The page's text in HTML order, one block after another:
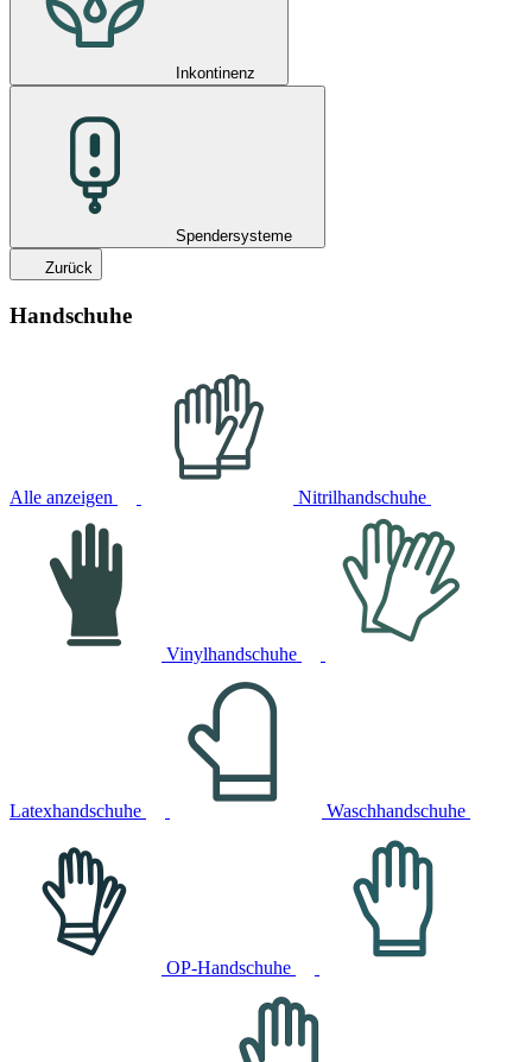
Inkontinenz
Spendersysteme
Zurück
Handschuhe
Alle anzeigen Nitrilhandschuhe
Vinylhandschuhe
Latexhandschuhe Waschhandschuhe
OP-Handschuhe